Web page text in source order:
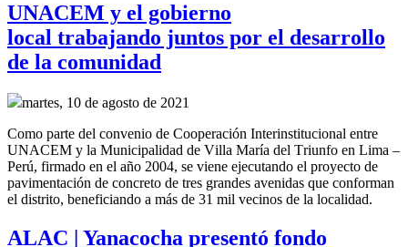
UNACEM y el gobierno
local trabajando juntos por el desarrollo
de la comunidad
martes, 10 de agosto de 2021
Como parte del convenio de Cooperación Interinstitucional entre
UNACEM y la Municipalidad de Villa María del Triunfo en Lima –
Perú, firmado en el año 2004, se viene ejecutando el proyecto de
pavimentación de concreto de tres grandes avenidas que conforman
el distrito, beneficiando a más de 31 mil vecinos de la localidad.
ALAC | Yanacocha presentó fondo